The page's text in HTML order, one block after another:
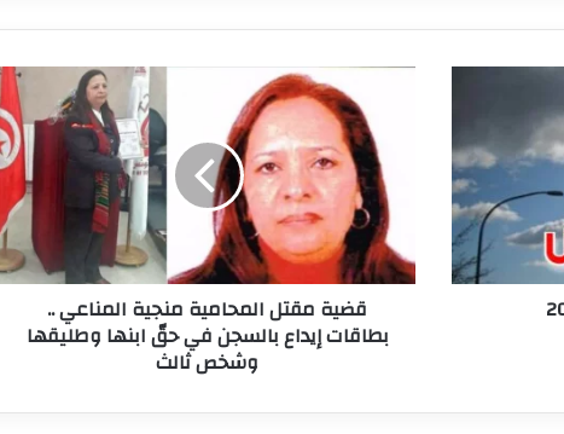
المحامية
المناعي
بطاقات
إيداع
بالسجن
قضية مقتل المحامية منجية المناعي ..
بطاقات إيداع بالسجن في حقّ ابنها وطليقها
وشخص ثالث